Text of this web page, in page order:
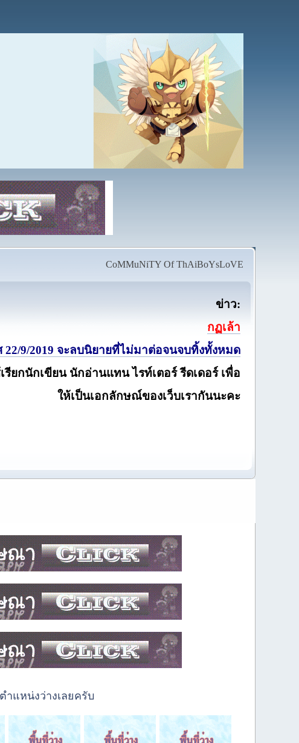
CoMMuNiTY Of ThAiBoYsLoVE
ข่าว:
กฏเล้า
22/9/2019 จะลบนิยายที่ไม่มาต่อจนจบทิ้งทั้งหมด
รียกนักเขียน นักอ่านแทน ไรท์เตอร์ รีดเดอร์ เพื่อ
ให้เป็นเอกลักษณ์ของเว็บเรากันนะคะ
ำแหน่งว่างเลยครับ